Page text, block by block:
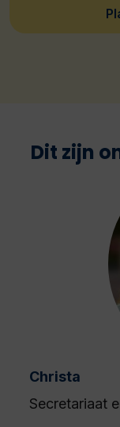
Dit zijn
Christa
Secretariaat